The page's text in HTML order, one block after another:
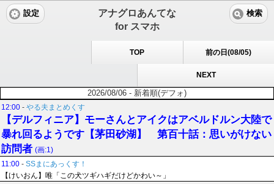
アナグロあんてな
for スマホ
設定 検索
TOP 前の日(08/05)
NEXT
2026/08/06 - 新着順(デフォ)
12:00 - やる夫まとめくす
【デルフィニア】モーさんとアイクはアベルドルン大陸で
暴れ回るようです【茅田砂湖】 第百十話：思いがけない
訪問者 (画:1)
11:00 - SSまにあっくす！
【けいおん】唯「この犬ツギハギだけどかわい～」